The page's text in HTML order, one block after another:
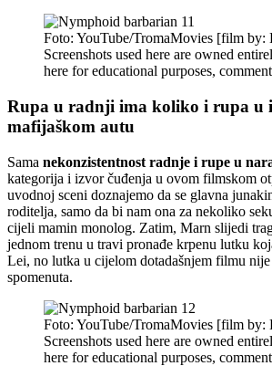
Foto: YouTube/TromaMovies [film by:
Screenshots used here are owned
here for educational purposes,
Rupa u radnji ima koliko i rupa u
mafijaškom autu
Sama nekonzistentnost radnje i rupe u
kategorija i izvor čuđenja u ovom filmskom
uvodnoj sceni doznajemo da se glavna
roditelja, samo da bi nam ona za nekoliko
cijeli mamin monolog. Zatim, Marn slijedi
jednom trenu u travi pronađe krpenu lutku
Lei, no lutka u cijelom dotadašnjem filmu
spomenuta.
Foto: YouTube/TromaMovies [film by:
Screenshots used here are owned
here for educational purposes,